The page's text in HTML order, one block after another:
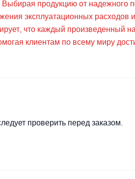
продукцию от надежного
эксплуатационных расходов и
что каждый произведенный
клиентам по всему миру
проверить перед заказом.